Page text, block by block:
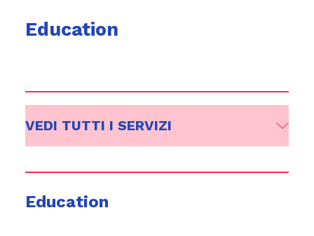
Education
VEDI TUTTI I SERVIZI
Education